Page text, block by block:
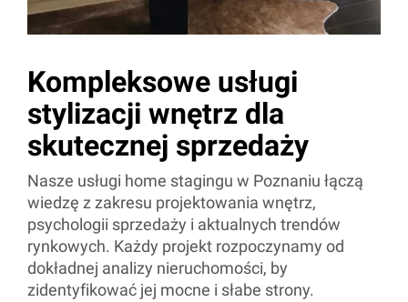
Kompleksowe usługi
stylizacji wnętrz dla
skutecznej sprzedaży
Nasze usługi home stagingu w Poznaniu łączą
wiedzę z zakresu projektowania wnętrz,
psychologii sprzedaży i aktualnych trendów
rynkowych. Każdy projekt rozpoczynamy od
dokładnej analizy nieruchomości, by
zidentyfikować jej mocne i słabe strony.